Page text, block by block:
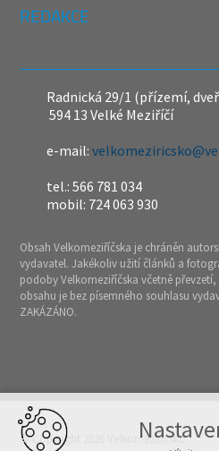
REDAKCE
Radnická 29/1 (přízemí,
594 13 Velké Meziříčí
e-mail:
tel.: 566 781 034
mobil: 724 063 930
Obsah Velkomeziříčska je chráněn
vydavatel. Jakékoliv užití článků a
podoby Velkomeziříčska včetně
obsahu je bez písemného souhlasu
ZAKÁZÁNO.
© Copyright 2026 Velkomeziříčsko